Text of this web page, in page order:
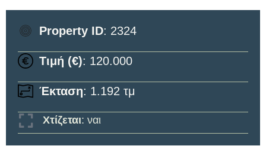
Property ID: 2324
Τιμή (€): 120.000
Έκταση: 1.192 τμ
Χτίζεται: ναι